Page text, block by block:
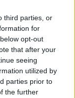
third parties, or
for
opt-out
that after your
seeing
utilized by
parties prior to
the further